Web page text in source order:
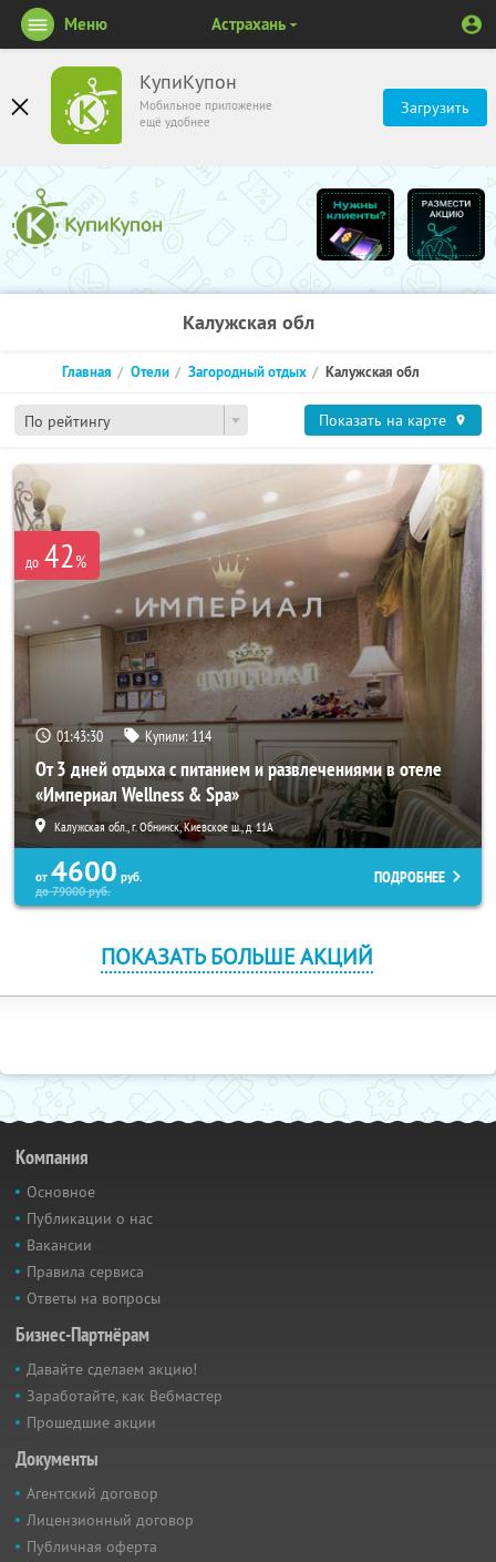
КупиКупон
Мобильное приложение
ещё удобнее
Загрузить
Меню Астрахань
Калужская обл
По рейтингу
Главная Отели Загородный отдых Калужская обл
Показать на карте
до 42%
01:43:30 Купили:114
От 3 дней отдыха с питанием и развлечениями в отеле
«Империал Wellness & Spa»
Калужская обл., г. Обнинск, Киевское ш., д. 11А
от 4600 руб.
до79000руб.
ПОДРОБНЕЕ
ПОКАЗАТЬ БОЛЬШЕ АКЦИЙ
Компания
Основное
Публикации о нас
Вакансии
Правила сервиса
Ответы на вопросы
Бизнес-Партнёрам
Давайте сделаем акцию!
Заработайте, как Вебмастер
Прошедшие акции
Документы
Агентский договор
Лицензионный договор
Публичная оферта